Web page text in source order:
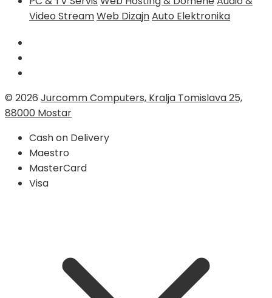
Video StreamWeb DizajnAuto Elektronika
© 2026 Jurcomm Computers, Kralja Tomislava 25,
88000 Mostar
Cash on Delivery
Maestro
MasterCard
Visa